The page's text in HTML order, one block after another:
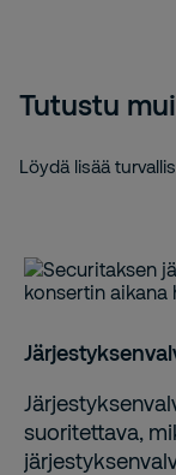
Tutustu
Löydä lisää
suoritettava,